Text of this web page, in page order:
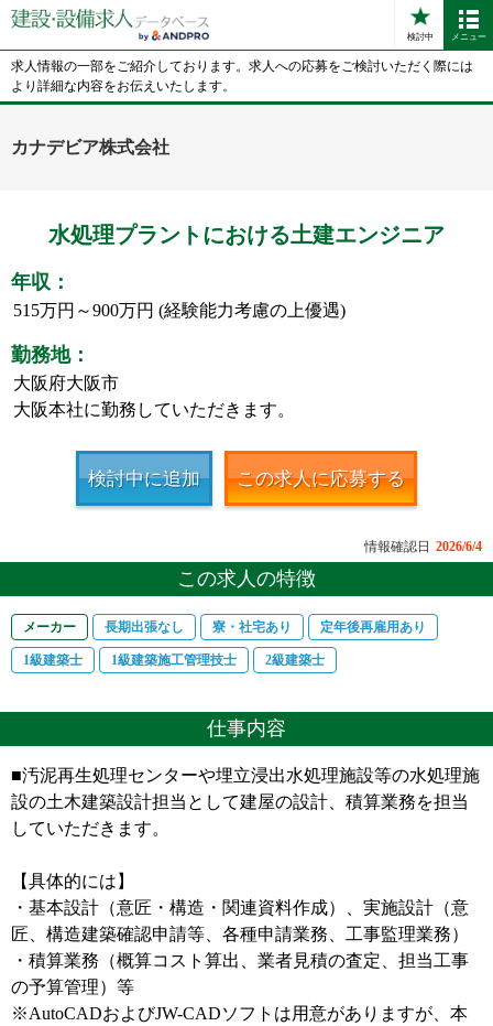
検討中 メニュー
求人情報の一部をご紹介しております。求人への応募をご検討いただく際には
より詳細な内容をお伝えいたします。
カナデビア株式会社
水処理プラントにおける土建エンジニア
年収：
515万円～900万円 (経験能力考慮の上優遇)
勤務地：
大阪府大阪市
大阪本社に勤務していただきます。
検討中に追加 この求人に応募する
情報確認日 2026/6/4
この求人の特徴
メーカー 長期出張なし 寮・社宅あり 定年後再雇用あり
1級建築士 1級建築施工管理技士 2級建築士
仕事内容
■汚泥再生処理センターや埋立浸出水処理施設等の水処理施
設の土木建築設計担当として建屋の設計、積算業務を担当
していただきます。
【具体的には】
・基本設計（意匠・構造・関連資料作成）、実施設計（意
匠、構造建築確認申請等、各種申請業務、工事監理業務）
・積算業務（概算コスト算出、業者見積の査定、担当工事
の予算管理）等
※AutoCADおよびJW-CADソフトは用意がありますが、本